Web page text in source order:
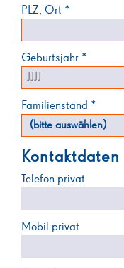
PLZ, Ort *
Geburtsjahr *
Familienstand *
Kontaktdaten
Telefon privat
Mobil privat